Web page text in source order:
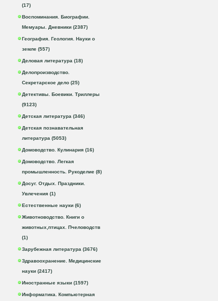
(17)
Воспоминания. Биографии.
Мемуары. Дневники (2387)
География. Геология. Науки о
земле (557)
Деловая литература (18)
Делопроизводство.
Секретарское дело (25)
Детективы. Боевики. Триллеры
(9123)
Детская литература (346)
Детская познавательная
литература (5053)
Домоводство. Кулинария (16)
Домоводство. Легкая
промышленность. Рукоделие (8)
Досуг. Отдых. Праздники.
Увлечения (1)
Естественные науки (6)
Животноводство. Книги о
животных,птицах. Пчеловодств
(1)
Зарубежная литература (3676)
Здравоохранение. Медицинские
науки (2417)
Иностранные языки (1597)
Информатика. Компьютерная